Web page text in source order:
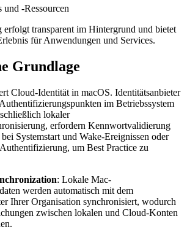
und -Ressourcen
transparent im Hintergrund und bietet
für Anwendungen und Services.
Grundlage
Cloud-Identität in macOS. Identitätsanbieter
im Betriebssystem
lokaler
erfordern Kennwortvalidierung
Systemstart und Wake-Ereignissen oder
um Best Practice zu
: Lokale Mac-
werden automatisch mit dem
Ihrer Organisation synchronisiert, wodurch
zwischen lokalen und Cloud-Konten